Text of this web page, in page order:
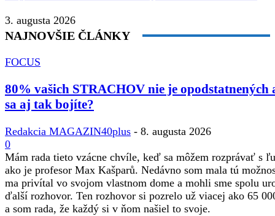
3. augusta 2026
NAJNOVŠIE ČLÁNKY
FOCUS
80% vašich STRACHOV nie je opodstatnených
sa aj tak bojíte?
Redakcia MAGAZIN40plus - 8. augusta 2026
0
Mám rada tieto vzácne chvíle, keď sa môžem rozprávať s
ako je profesor Max Kašparů. Nedávno som mala tú
ma privítal vo svojom vlastnom dome a mohli sme spolu
ďalší rozhovor. Ten rozhovor si pozrelo už viacej ako 65
a som rada, že každý si v ňom našiel to svoje.